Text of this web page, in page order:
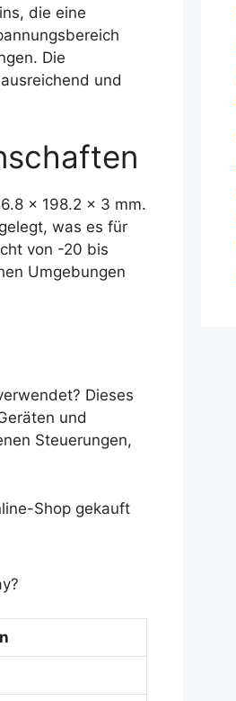
die eine
Die
und
x 198.2 x 3 mm.
was es für
von -20 bis
Umgebungen
Dieses
und
Steuerungen,
Shop gekauft